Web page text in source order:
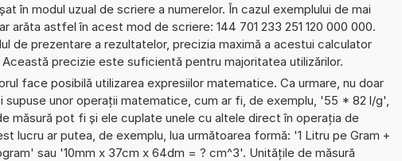
în modul uzual de scriere a numerelor. În cazul exemplului de mai
arăta astfel în acest mod de scriere: 144 701 233 251 120 000 000.
de prezentare a rezultatelor, precizia maximă a acestui calculator
precizie este suficientă pentru majoritatea utilizărilor.
face posibilă utilizarea expresiilor matematice. Ca urmare, nu doar
supuse unor operații matematice, cum ar fi, de exemplu, '55 * 82 l/g',
măsură pot fi și ele cuplate unele cu altele direct în operația de
lucru ar putea, de exemplu, lua următoarea formă: '1 Litru pe Gram +
sau '10mm x 37cm x 64dm = ? cm^3'. Unitățile de măsură